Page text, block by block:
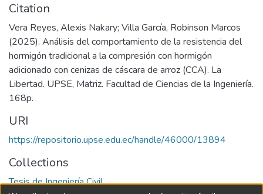
Citation
Vera Reyes, Alexis Nakary; Villa García, Robinson Marcos
(2025). Análisis del comportamiento de la resistencia del
hormigón tradicional a la compresión con hormigón
adicionado con cenizas de cáscara de arroz (CCA). La
Libertad. UPSE, Matriz. Facultad de Ciencias de la Ingeniería.
168p.
URI
https://repositorio.upse.edu.ec/handle/46000/13894
Collections
Tesis de Ingeniería Civil